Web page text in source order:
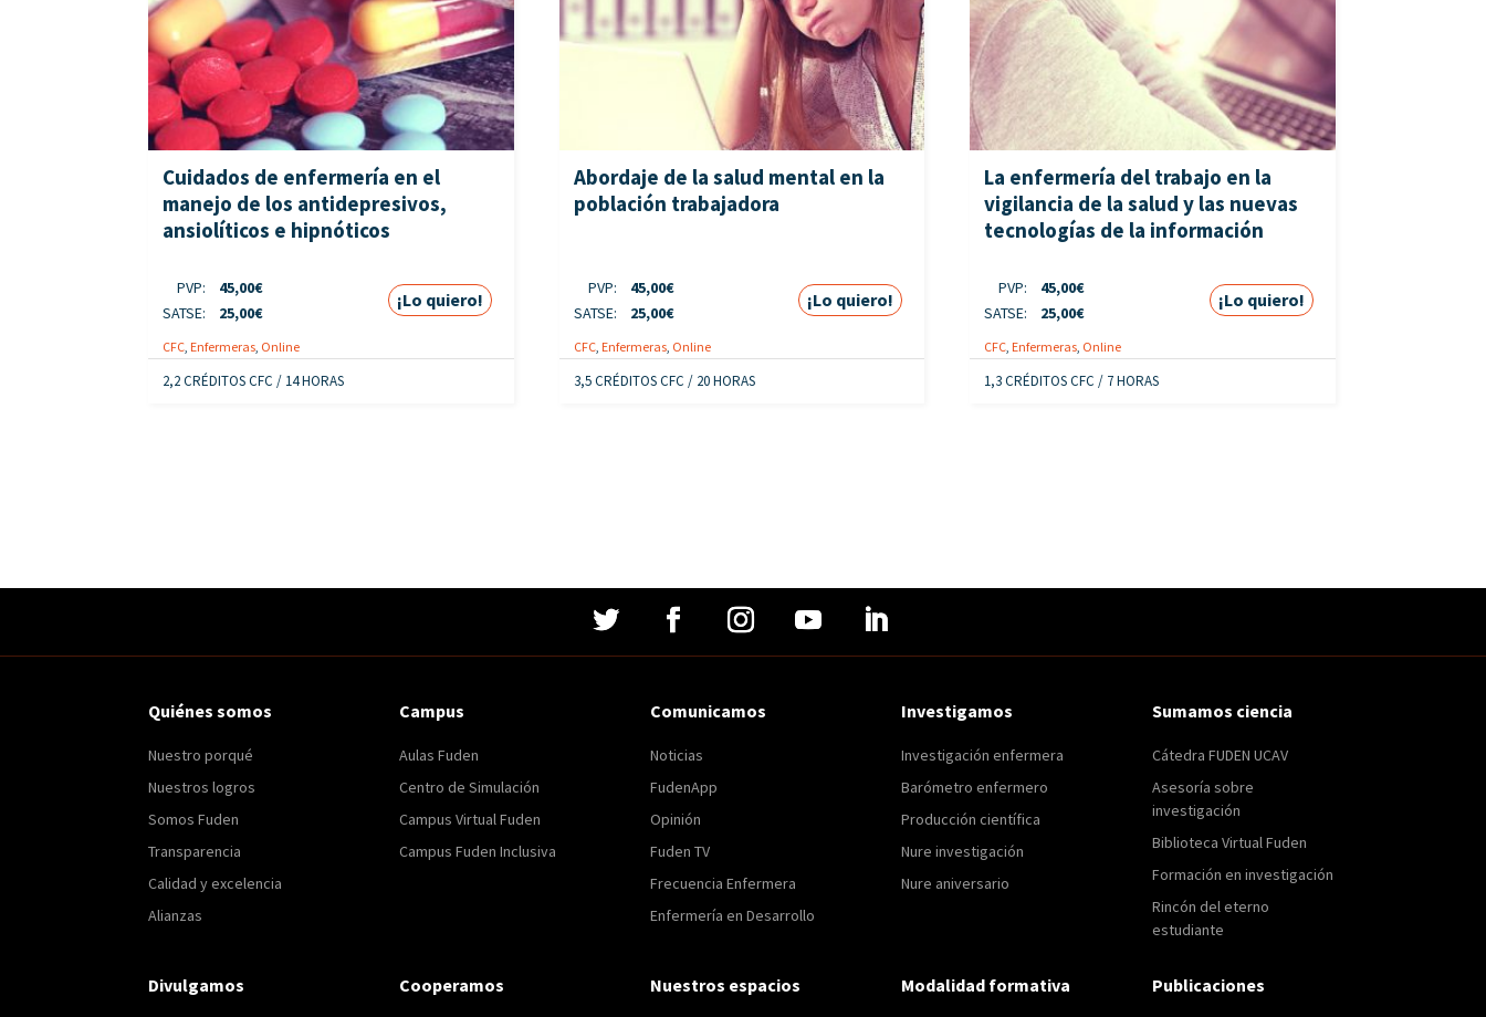
Cuidados de enfermería en el
manejo de los antidepresivos,
ansiolíticos e hipnóticos
PVP: 45,00€
SATSE:
25,00€
¡Lo quiero!
CFC, Enfermeras, Online
2,2 CRÉDITOS CFC / 14 HORAS
Abordaje de la salud mental en la
población trabajadora
PVP: 45,00€
SATSE:
25,00€
¡Lo quiero!
CFC, Enfermeras, Online
3,5 CRÉDITOS CFC / 20 HORAS
La enfermería del trabajo en la
vigilancia de la salud y las nuevas
tecnologías de la información
PVP: 45,00€
SATSE:
25,00€
¡Lo quiero!
CFC, Enfermeras, Online
1,3 CRÉDITOS CFC / 7 HORAS
Quiénes somos
Nuestro porqué
Nuestros logros
Somos Fuden
Transparencia
Calidad y excelencia
Alianzas
Campus
Aulas Fuden
Centro de Simulación
Campus Virtual Fuden
Campus Fuden Inclusiva
Comunicamos
Noticias
FudenApp
Opinión
Fuden TV
Frecuencia Enfermera
Enfermería en Desarrollo
Investigamos
Investigación enfermera
Barómetro enfermero
Producción científica
Nure investigación
Nure aniversario
Sumamos ciencia
Cátedra FUDEN UCAV
Asesoría sobre
investigación
Biblioteca Virtual Fuden
Formación en investigación
Rincón del eterno
estudiante
Divulgamos Cooperamos Nuestros espacios Modalidad formativa Publicaciones